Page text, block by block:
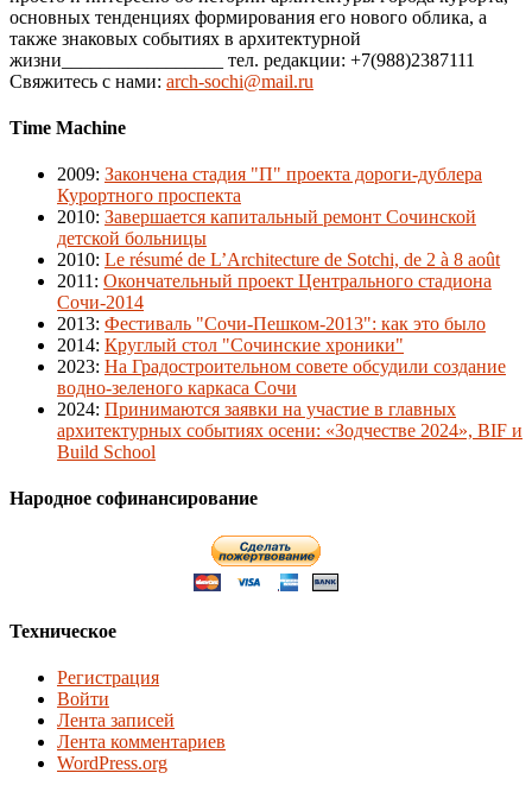
основных тенденциях формирования его нового облика, а
также знаковых событиях в архитектурной
жизни_________________ тел. редакции: +7(988)2387111
Свяжитесь с нами: arch-sochi@mail.ru
Time Machine
2009: Закончена стадия "П" проекта дороги-дублера
Курортного проспекта
2010: Завершается капитальный ремонт Сочинской
детской больницы
2010: Le résumé de L’Architecture de Sotchi, de 2 à 8 août
2011 : Окончательный проект Центрального стадиона
Сочи-2014
2013: Фестиваль "Сочи-Пешком-2013": как это было
2014: Круглый стол "Сочинские хроники"
2023: На Градостроительном совете обсудили создание
водно-зеленого каркаса Сочи
2024: Принимаются заявки на участие в главных
архитектурных событиях осени: «Зодчестве 2024», BIF и
Build School
Народное софинансирование
Техническое
Регистрация
Войти
Лента записей
Лента комментариев
WordPress.org